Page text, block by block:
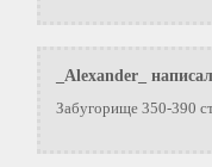
_Alexander_
Забугорище 350-390